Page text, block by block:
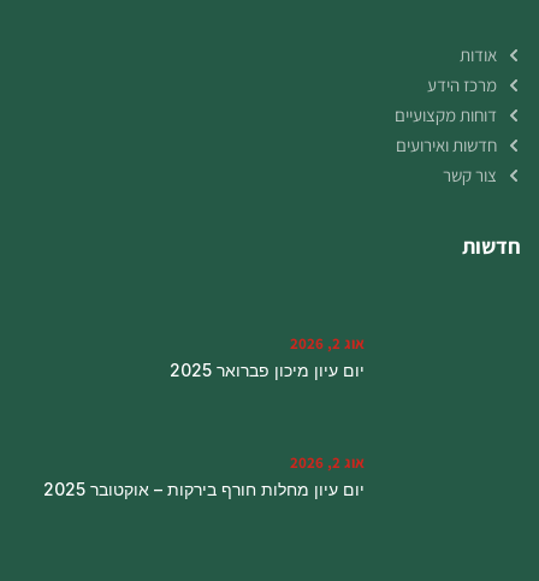
אודות
מרכז הידע
דוחות מקצועיים
חדשות ואירועים
צור קשר
חדשות
אוג 2, 2026
יום עיון מיכון פברואר 2025
אוג 2, 2026
יום עיון מחלות חורף בירקות – אוקטובר 2025